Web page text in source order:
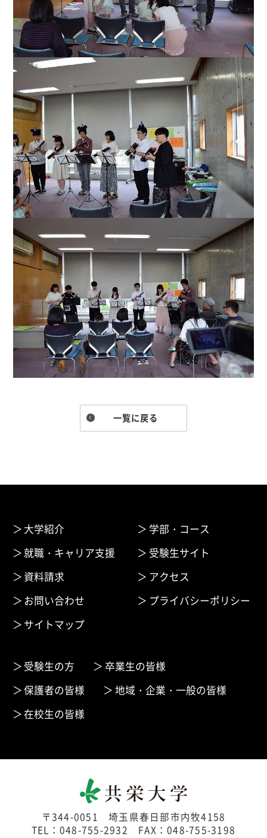
一覧に戻る
大学紹介
学部・コース
就職・キャリア支援
受験生サイト
資料請求
アクセス
お問い合わせ
プライバシーポリシー
サイトマップ
受験生の方
卒業生の皆様
保護者の皆様
地域・企業・一般の皆様
在校生の皆様
〒344-0051 埼玉県春日部市内牧4158
TEL：048-755-2932 FAX：048-755-3198